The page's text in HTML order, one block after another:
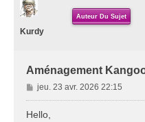
Auteur Du Sujet
Kurdy
Aménagement
M
e
jeu. 23 avr. 2026 22:15
Hello,